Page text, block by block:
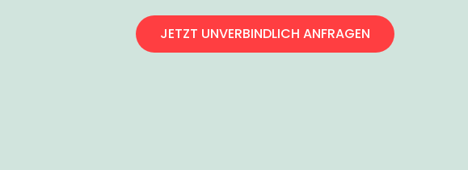
JETZT UNVERBINDLICH ANFRAGEN